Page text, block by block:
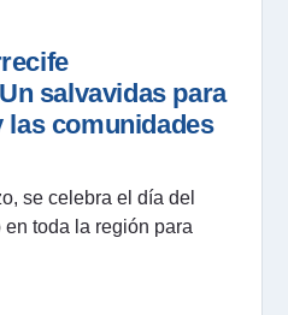
salvavidas para
las comunidades
se celebra el día del
toda la región para